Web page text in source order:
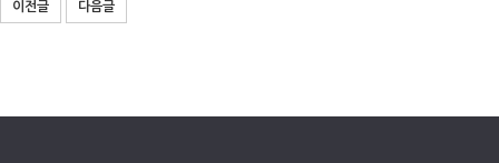
이전글 다음글